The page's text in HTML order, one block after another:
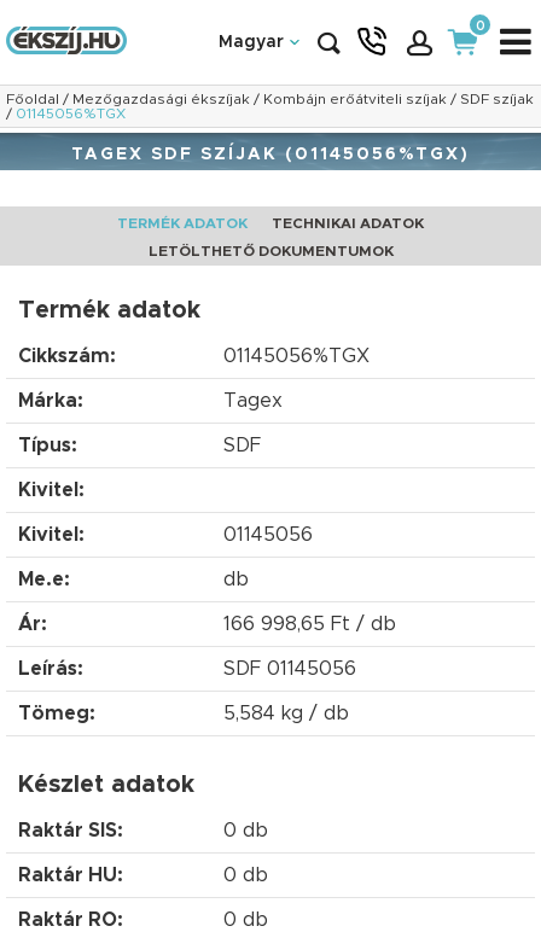
Magyar
0
Főoldal / Mezőgazdasági ékszíjak / Kombájn erőátviteli szíjak / SDF szíjak
/ 01145056%TGX
TAGEX SDF SZÍJAK (01145056%TGX)
TERMÉK ADATOK
TECHNIKAI ADATOK
LETÖLTHETŐ DOKUMENTUMOK
Termék adatok
Cikkszám: 01145056%TGX
Márka: Tagex
Típus: SDF
Kivitel:
Kivitel: 01145056
Me.e: db
Ár: 166 998,65 Ft / db
Leírás: SDF 01145056
Tömeg: 5,584 kg / db
Készlet adatok
Raktár SIS: 0 db
Raktár HU: 0 db
Raktár RO: 0 db